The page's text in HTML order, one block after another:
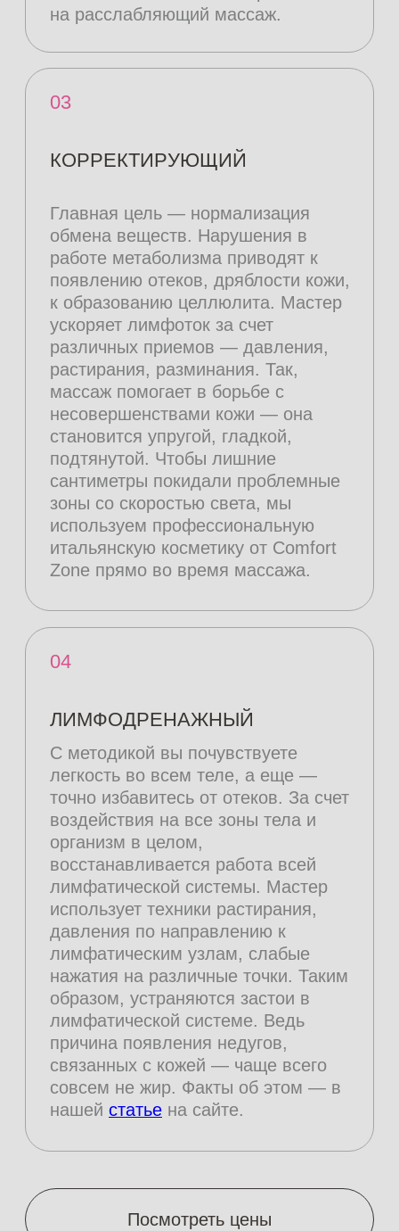
точно избавитесь от отеков. За счет
воздействия на все зоны тела и
восстанавливается работа всей
лимфатической системы. Мастер
давления по направлению к
образом, устраняются застои в
лимфатической системе. Ведь
совсем не жир. Факты об этом — в
нашейстатье на сайте.
Посмотреть цены
Записаться
У НАС НЕТ ГОТОВЫХ ПРОГРАММ
«ДЛЯ ВСЕХ»
Специалист студии подберет
процедуры, которые подходят именно
В КОМПЛЕКСЕ ЭФФЕКТИВНЕЕ
Лазерная эпиляция, массаж
и обертывания отлично дополняют
друг друга. Сочетайте, как вам
удобно. А для ухода за лицом
вы можете выбрать патчи, массажные
очки или ЛЭД-маску — это бесплатно
СВОЯ АТМОСФЕРА ДЛЯ КАЖДОГО
Во время сеансов вы можете
смотреть любимые фильмы, слушать
музыку или подкасты с «Алисой».
А в перерывах мы угостим вас чаем
или кофе с конфетами
ИНДИВИДУАЛЬНЫЙ
ПОДХОДК УХОДУ
ЗА ТЕЛОМ